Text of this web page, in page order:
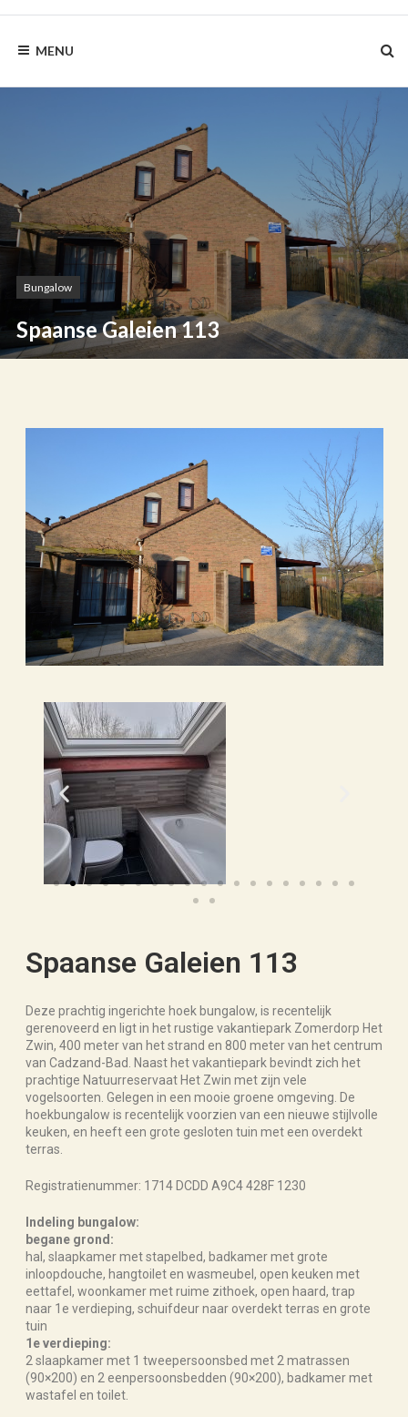
MENU
Bungalow
Spaanse Galeien 113
Spaanse Galeien 113
Deze prachtig ingerichte hoek bungalow, is recentelijk
gerenoveerd en ligt in het rustige vakantiepark Zomerdorp Het
Zwin, 400 meter van het strand en 800 meter van het centrum
van Cadzand-Bad. Naast het vakantiepark bevindt zich het
prachtige Natuurreservaat Het Zwin met zijn vele
vogelsoorten. Gelegen in een mooie groene omgeving. De
hoekbungalow is recentelijk voorzien van een nieuwe stijlvolle
keuken, en heeft een grote gesloten tuin met een overdekt
terras.
Registratienummer: 1714 DCDD A9C4 428F 1230
Indeling bungalow:
begane grond:
hal, slaapkamer met stapelbed, badkamer met grote
inloopdouche, hangtoilet en wasmeubel, open keuken met
eettafel, woonkamer met ruime zithoek, open haard, trap
naar 1e verdieping, schuifdeur naar overdekt terras en grote
tuin
1e verdieping:
2 slaapkamer met 1 tweepersoonsbed met 2 matrassen
(90×200) en 2 eenpersoonsbedden (90×200), badkamer met
wastafel en toilet.